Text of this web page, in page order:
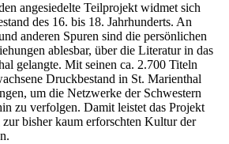
angesiedelte Teilprojekt widmet sich
des 16. bis 18. Jahrhunderts. An
anderen Spuren sind die persönlichen
ablesbar, über die Literatur in das
gelangte. Mit seinen ca. 2.700 Titeln
Druckbestand in St. Marienthal
um die Netzwerke der Schwestern
zu verfolgen. Damit leistet das Projekt
bisher kaum erforschten Kultur der